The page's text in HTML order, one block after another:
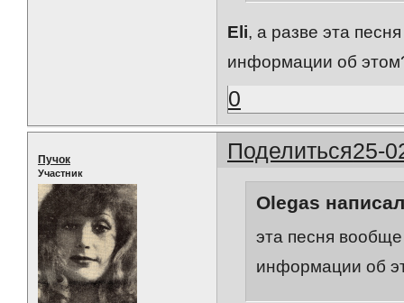
Eli, а разве эта
информации об
0
Поделиться25-
Пучок
Участник
Olegas
эта песня
информации об